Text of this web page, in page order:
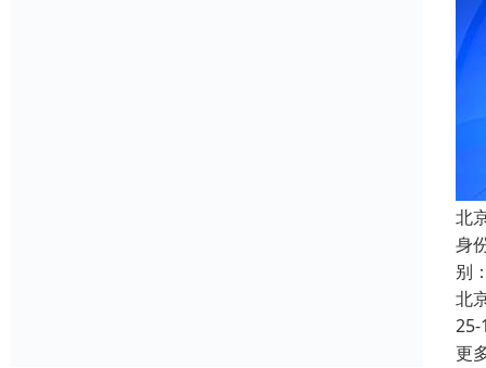
北
身
别
北
25-
更